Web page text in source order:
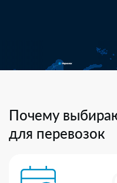
Почему
для перевозок